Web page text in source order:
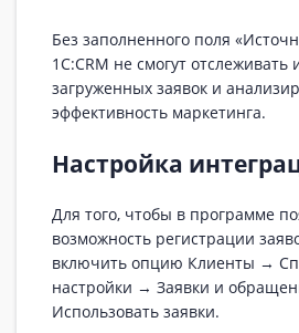
Без заполненного поля
1С:CRM не смогут отслеживать
загруженных заявок и
эффективность маркетинга.
Настройка
Для того, чтобы в программе
возможность регистрации
включить опцию Клиенты →
настройки → Заявки и
Использовать заявки.